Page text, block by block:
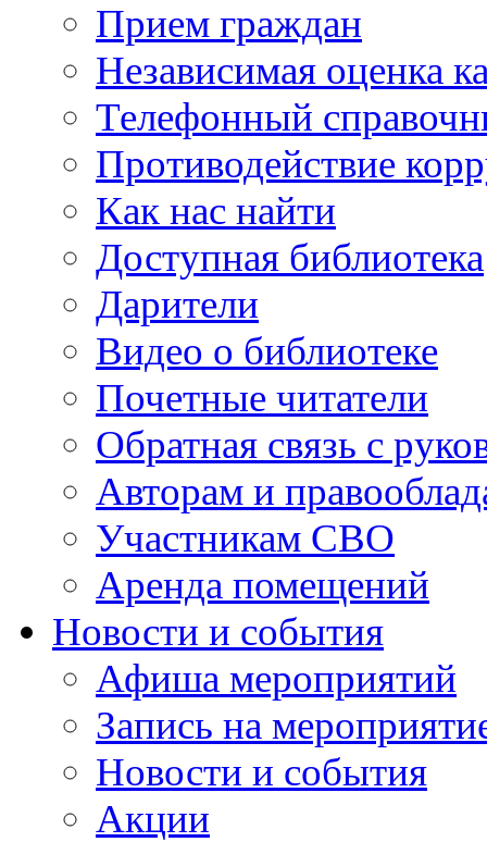
Прием граждан
Независимая оценка
Телефонный
Противодействие
Как нас найти
Доступная библиотека
Дарители
Видео о библиотеке
Почетные читатели
Обратная связь с
Авторам и
Участникам СВО
Аренда помещений
Новости и события
Афиша мероприятий
Запись на
Новости и события
Акции